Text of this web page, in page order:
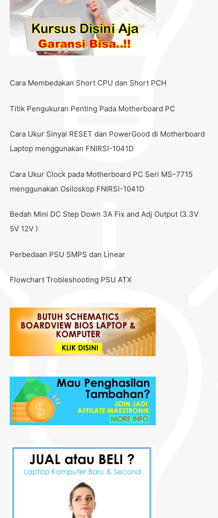
Cara Membedakan Short CPU dan Short PCH
Titik Pengukuran Penting Pada Motherboard PC
Cara Ukur Sinyal RESET dan PowerGood di Motherboard
Laptop menggunakan FNIRSI-1041D
Cara Ukur Clock pada Motherboard PC Seri MS–7715
menggunakan Osiloskop FNIRSI-1041D
Bedah Mini DC Step Down 3A Fix and Adj Output (3.3V
5V 12V )
Perbedaan PSU SMPS dan Linear
Flowchart Trobleshooting PSU ATX